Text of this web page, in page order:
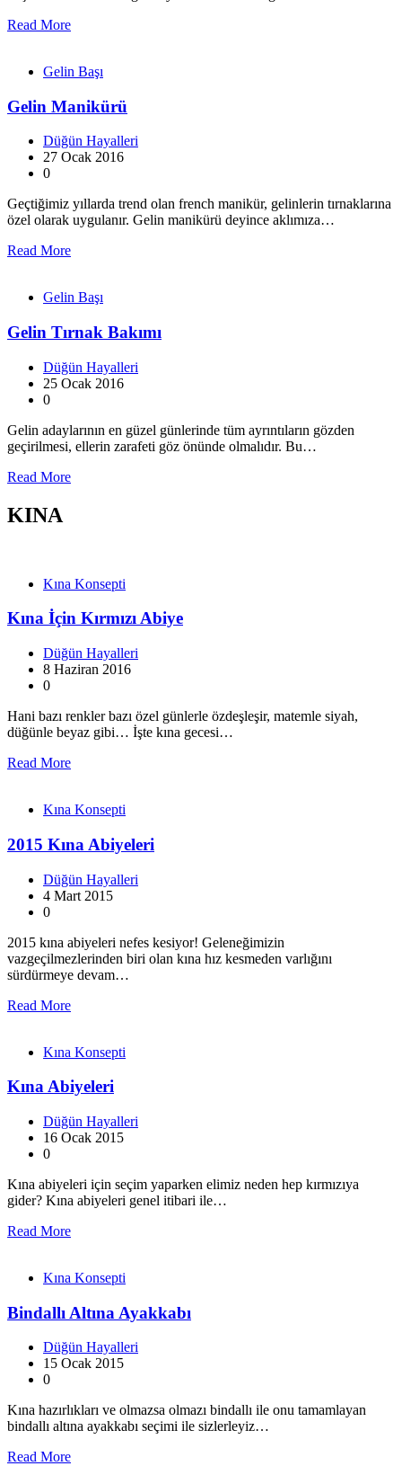
Read More
Gelin Başı
Gelin Manikürü
Düğün Hayalleri
27 Ocak 2016
0
Geçtiğimiz yıllarda trend olan french manikür, gelinlerin tırnaklarına
özel olarak uygulanır. Gelin manikürü deyince aklımıza…
Read More
Gelin Başı
Gelin Tırnak Bakımı
Düğün Hayalleri
25 Ocak 2016
0
Gelin adaylarının en güzel günlerinde tüm ayrıntıların gözden
geçirilmesi, ellerin zarafeti göz önünde olmalıdır. Bu…
Read More
KINA
Kına Konsepti
Kına İçin Kırmızı Abiye
Düğün Hayalleri
8 Haziran 2016
0
Hani bazı renkler bazı özel günlerle özdeşleşir, matemle siyah,
düğünle beyaz gibi… İşte kına gecesi…
Read More
Kına Konsepti
2015 Kına Abiyeleri
Düğün Hayalleri
4 Mart 2015
0
2015 kına abiyeleri nefes kesiyor! Geleneğimizin
vazgeçilmezlerinden biri olan kına hız kesmeden varlığını
sürdürmeye devam…
Read More
Kına Konsepti
Kına Abiyeleri
Düğün Hayalleri
16 Ocak 2015
0
Kına abiyeleri için seçim yaparken elimiz neden hep kırmızıya
gider? Kına abiyeleri genel itibari ile…
Read More
Kına Konsepti
Bindallı Altına Ayakkabı
Düğün Hayalleri
15 Ocak 2015
0
Kına hazırlıkları ve olmazsa olmazı bindallı ile onu tamamlayan
bindallı altına ayakkabı seçimi ile sizlerleyiz…
Read More